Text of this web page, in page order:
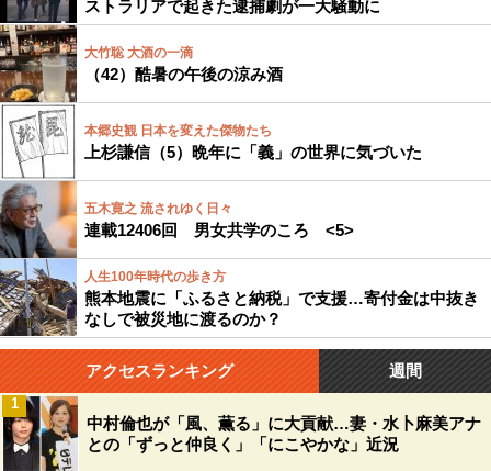
ストラリアで起きた逮捕劇が一大騒動に
大竹聡 大酒の一滴
（42）酷暑の午後の涼み酒
本郷史観 日本を変えた傑物たち
上杉謙信（5）晩年に「義」の世界に気づいた
五木寛之 流されゆく日々
連載12406回 男女共学のころ <5>
人生100年時代の歩き方
熊本地震に「ふるさと納税」で支援…寄付金は中抜き
なしで被災地に渡るのか？
アクセスランキング 週間
中村倫也が「風、薫る」に大貢献…妻・水卜麻美アナ
との「ずっと仲良く」「にこやかな」近況
1